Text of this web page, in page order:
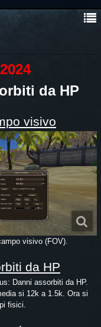
da HP
visivo
visivo (FOV).
da HP
Danni assorbiti da HP.
si 12k a 1.5k. Ora si
fisici.